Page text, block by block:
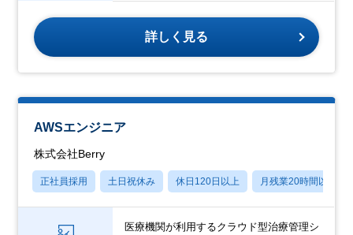
詳しく見る
AWSエンジニア
株式会社Berry
正社員採用 土日祝休み 休日120日以上 月残業20時間以内
医療機関が利用するクラウド型治療管理シ